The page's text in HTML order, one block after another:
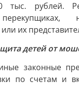
тыс. рублей.
их
детей от
законные
по счетам и